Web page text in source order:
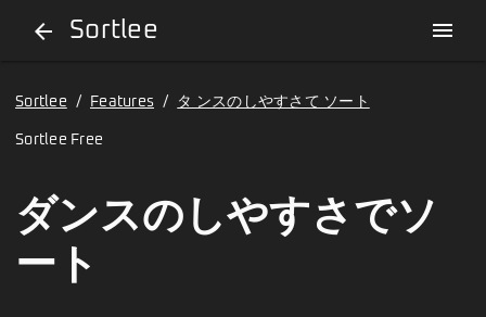
arrow_back Sortlee menu
Sortlee / Features / タ ンスのしやすさて ソート
Sortlee Free
ダンスのしやすさでソ
ート